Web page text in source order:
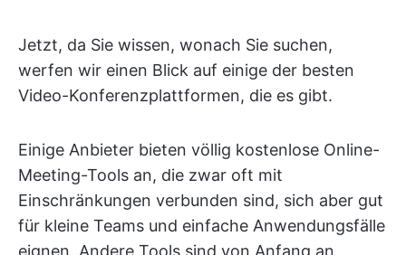
Jetzt, da Sie wissen, wonach Sie suchen,
werfen wir einen Blick auf einige der besten
Video-Konferenzplattformen, die es gibt.
Einige Anbieter bieten völlig kostenlose Online-
Meeting-Tools an, die zwar oft mit
Einschränkungen verbunden sind, sich aber gut
für kleine Teams und einfache Anwendungsfälle
eignen. Andere Tools sind von Anfang an